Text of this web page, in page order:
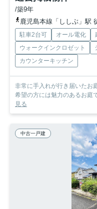
/築9年
鹿児島本線「ししぶ」駅
駐車2台可 オール電化
ウォークインクロゼット
カウンターキッチン
非常に手入れが行き届いたお
希望の方には魅力のあるお庭
見る
中古一戸建